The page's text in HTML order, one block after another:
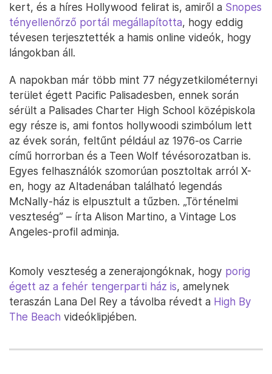
kert, és a híres Hollywood felirat is, amiről a Snopes
tényellenőrző portál megállapította, hogy eddig
tévesen terjesztették a hamis online videók, hogy
lángokban áll.
A napokban már több mint 77 négyzetkilométernyi
terület égett Pacific Palisadesben, ennek során
sérült a Palisades Charter High School középiskola
egy része is, ami fontos hollywoodi szimbólum lett
az évek során, feltűnt például az 1976-os Carrie
című horrorban és a Teen Wolf tévésorozatban is.
Egyes felhasználók szomorúan posztoltak arról X-
en, hogy az Altadenában található legendás
McNally-ház is elpusztult a tűzben. „Történelmi
veszteség” – írta Alison Martino, a Vintage Los
Angeles-profil adminja.
Komoly veszteség a zenerajongóknak, hogy porig
égett az a fehér tengerparti ház is, amelynek
teraszán Lana Del Rey a távolba révedt a High By
The Beach videóklipjében.